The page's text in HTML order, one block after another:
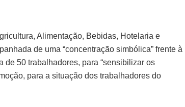
Alimentação, Bebidas, Hotelaria e
de uma “concentração simbólica” frente à
50 trabalhadores, para “sensibilizar os
para a situação dos trabalhadores do